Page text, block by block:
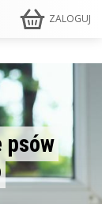
ZALOGUJ
psów